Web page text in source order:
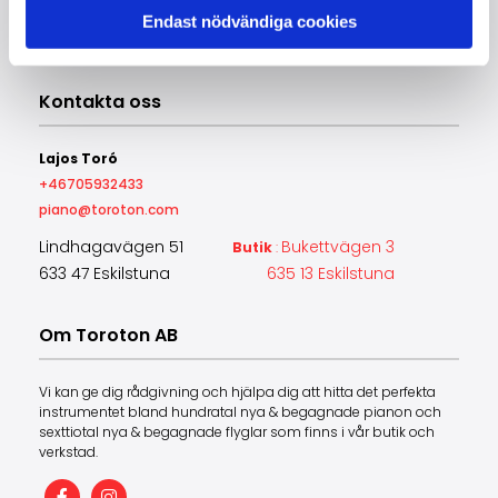
Endast nödvändiga cookies
Kontakta oss
Lajos Toró
+46705932433
piano@toroton.com
Lindhagavägen 51 Butik: Bukettvägen 3
633 47 Eskilstuna
635 13 Eskilstuna
Om Toroton AB
Vi kan ge dig rådgivning och hjälpa dig att hitta det perfekta
instrumentet bland hundratal nya & begagnade pianon och
sexttiotal nya & begagnade flyglar som finns i vår butik och
verkstad.